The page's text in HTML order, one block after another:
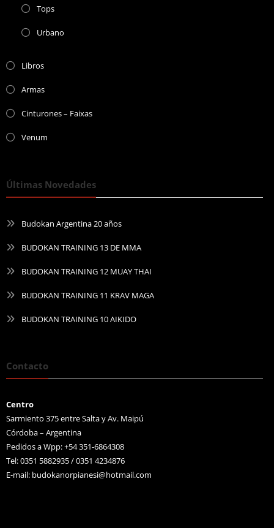
Tops
Urbano
Libros
Armas
Cinturones – Faixas
Venum
Últimas Novedades
Budokan Argentina 20 años
BUDOKAN TRAINING 13 DE MMA
BUDOKAN TRAINING 12 MUAY THAI
BUDOKAN TRAINING 11 KRAV MAGA
BUDOKAN TRAINING 10 AIKIDO
Contacto
Centro
Sarmiento 375 entre Salta y Av. Maipú
Córdoba – Argentina
Pedidos a Wpp: +54 351-6864308
Tel: 0351 5882935 / 0351 4234876
E-mail: budokanorpianesi@hotmail.com